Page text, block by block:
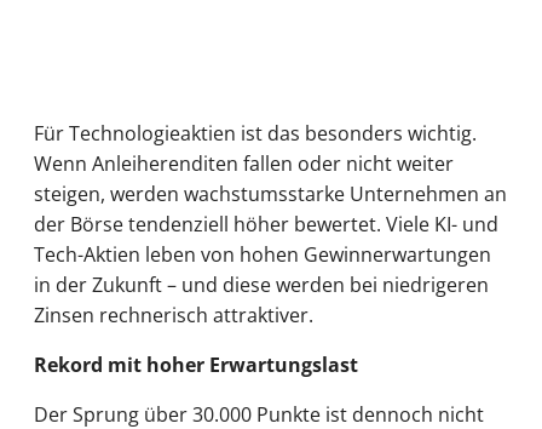
Für Technologieaktien ist das besonders wichtig.
Wenn Anleiherenditen fallen oder nicht weiter
steigen, werden wachstumsstarke Unternehmen an
der Börse tendenziell höher bewertet. Viele KI- und
Tech-Aktien leben von hohen Gewinnerwartungen
in der Zukunft – und diese werden bei niedrigeren
Zinsen rechnerisch attraktiver.
Rekord mit hoher Erwartungslast
Der Sprung über 30.000 Punkte ist dennoch nicht